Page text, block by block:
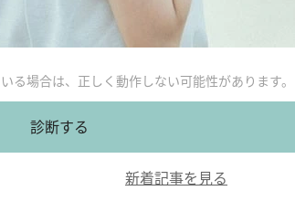
る場合は、正しく動作しない可能性があります。
診断する
新着記事を見る